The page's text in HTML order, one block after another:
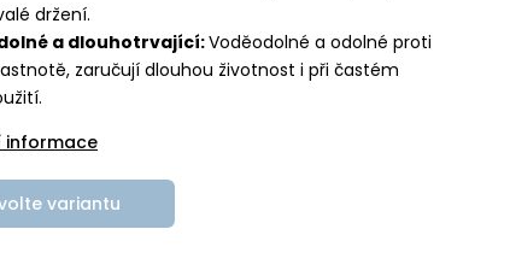
držení.
a dlouhotrvající:Voděodolné a odolné proti
zaručují dlouhou životnost i při častém
informace
variantu